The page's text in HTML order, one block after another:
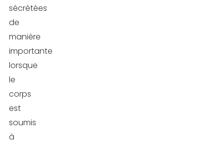
sécrétées
de
manière
importante
lorsque
le
corps
est
soumis
à